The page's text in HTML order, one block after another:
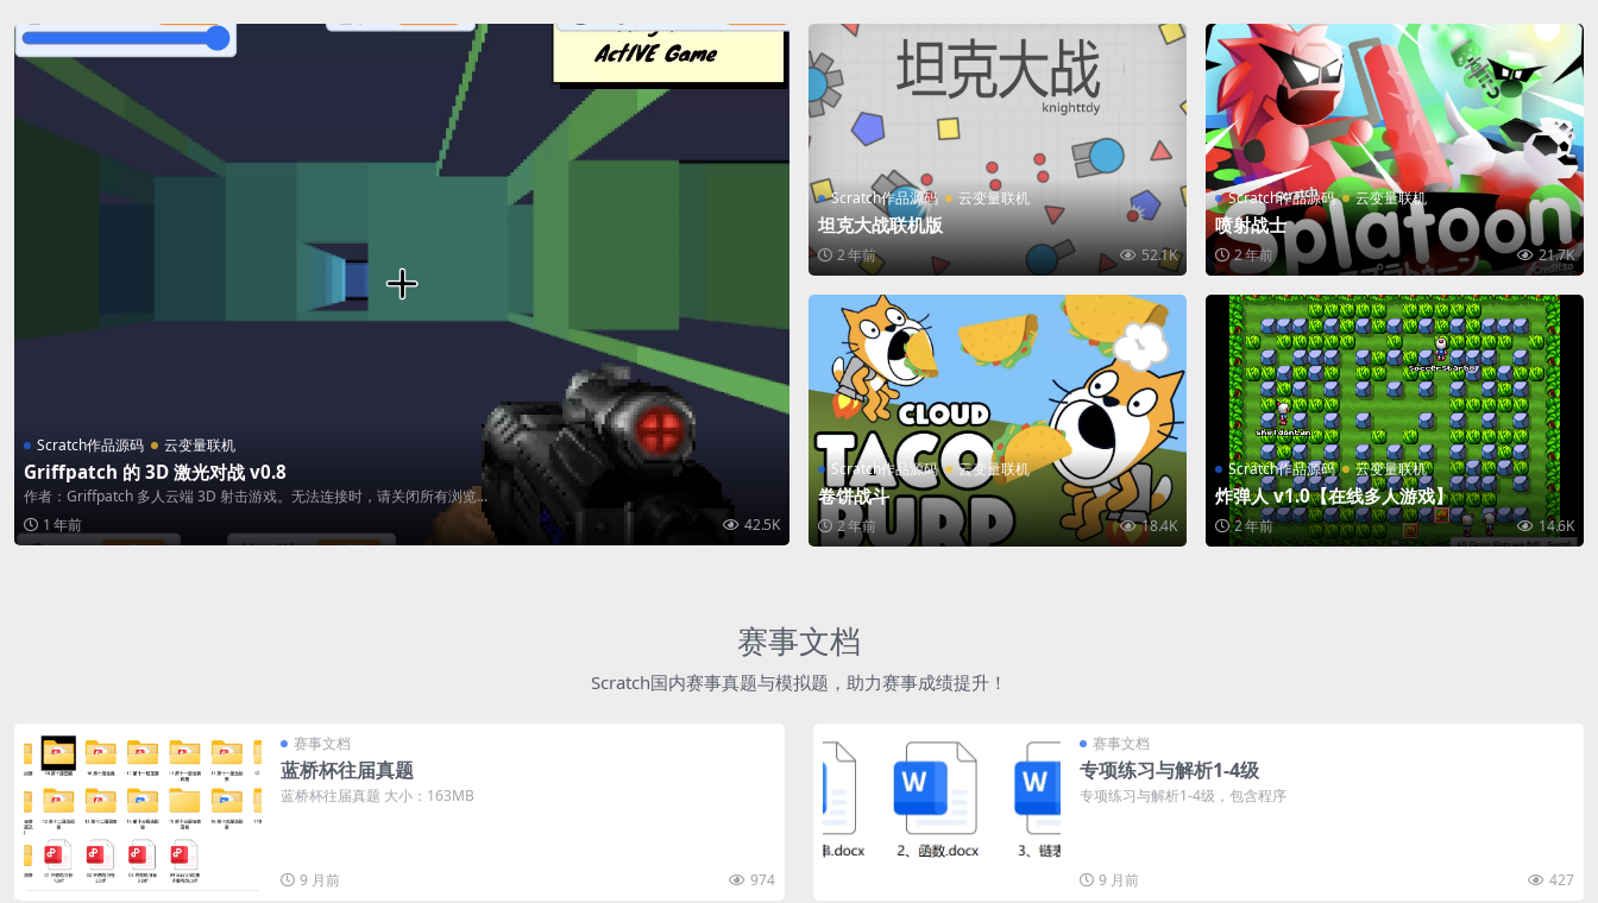
Scratch作品源码 云变量联机
Griffpatch 的 3D 激光对战 v0.8
作者：Griffpatch 多人云端 3D 射击游戏。无法连接时，请关闭所有浏览...
1 年前
42.5K
Scratch作品源码 云变量联机
坦克大战联机版
2 年前 52.1K
Scratch作品源码 云变量联机
喷射战士
2 年前 21.7K
Scratch作品源码 云变量联机
卷饼战斗
2 年前 18.4K
Scratch作品源码 云变量联机
炸弹人 v1.0【在线多人游戏】
2 年前 14.6K
赛事文档
Scratch国内赛事真题与模拟题，助力赛事成绩提升！
赛事文档
蓝桥杯往届真题
蓝桥杯往届真题 大小：163MB
9 月前 974
赛事文档
专项练习与解析1-4级
专项练习与解析1-4级，包含程序
9 月前 427